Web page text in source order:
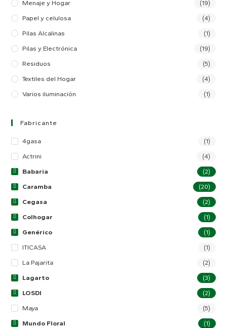
Menaje y Hogar (19)
Papel y celulosa (4)
Pilas Alcalinas (1)
Pilas y Electrónica (19)
Residuos (5)
Textiles del Hogar (4)
Varios iluminación (1)
Fabricante
4gasa (1)
Actrini (4)
Babaria (2)
Caramba (20)
Cegasa (2)
Colhogar (1)
Genérico (1)
ITICASA (1)
La Pajarita (2)
Lagarto (3)
LOSDI (2)
Maya (5)
Mundo Floral (1)